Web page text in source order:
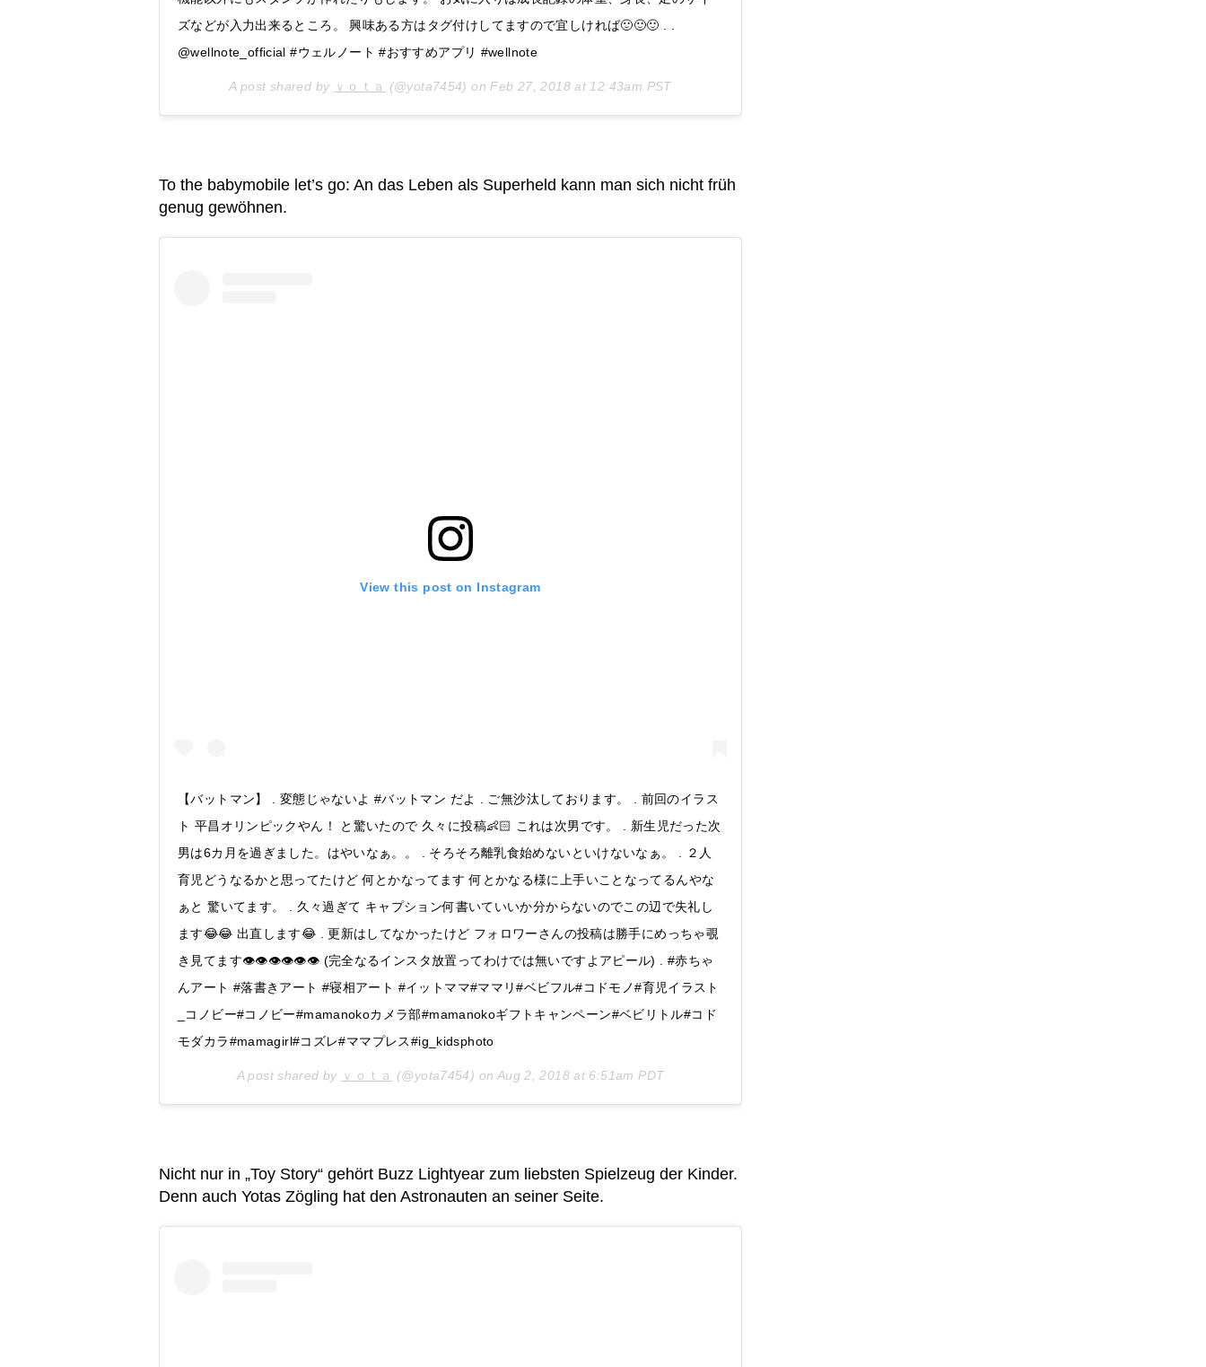
ズなどが入力出来るところ。 興味ある方はタグ付けしてますので宜しければ🙂🙂🙂 . .
@wellnote_official #ウェルノート #おすすめアプリ #wellnote
A post shared by ｙｏｔａ (@yota7454) on Feb 27, 2018 at 12:43am PST
To the babymobile let’s go: An das Leben als Superheld kann man sich nicht früh
genug gewöhnen.
View this post on Instagram
【バットマン】 . 変態じゃないよ #バットマン だよ . ご無沙汰しております。 . 前回のイラス
ト 平昌オリンピックやん！ と驚いたので 久々に投稿👶🏻 これは次男です。 . 新生児だった次
男は6カ月を過ぎました。はやいなぁ。。 . そろそろ離乳食始めないといけないなぁ。 . ２人
育児どうなるかと思ってたけど 何とかなってます 何とかなる様に上手いことなってるんやな
ぁと 驚いてます。 . 久々過ぎて キャプション何書いていいか分からないのでこの辺で失礼し
ます😂😂 出直します😂 . 更新はしてなかったけど フォロワーさんの投稿は勝手にめっちゃ覗
き見てます👁👁👁👁👁👁 (完全なるインスタ放置ってわけでは無いですよアピール) . #赤ちゃ
んアート #落書きアート #寝相アート #イットママ#ママリ#ベビフル#コドモノ#育児イラスト
_コノビー#コノビー#mamanokoカメラ部#mamanokoギフトキャンペーン#ベビリトル#コド
モダカラ#mamagirl#コズレ#ママプレス#ig_kidsphoto
A post shared by ｙｏｔａ (@yota7454) on Aug 2, 2018 at 6:51am PDT
Nicht nur in „Toy Story“ gehört Buzz Lightyear zum liebsten Spielzeug der Kinder.
Denn auch Yotas Zögling hat den Astronauten an seiner Seite.